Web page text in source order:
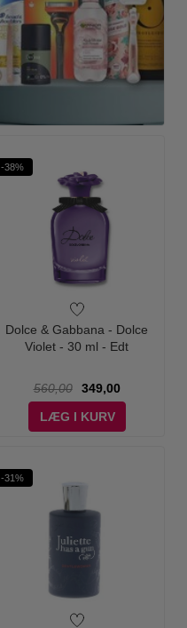
-38%
Dolce & Gabbana - Dolce
Violet - 30 ml - Edt
560,00
349,00
LÆG I KURV
-31%